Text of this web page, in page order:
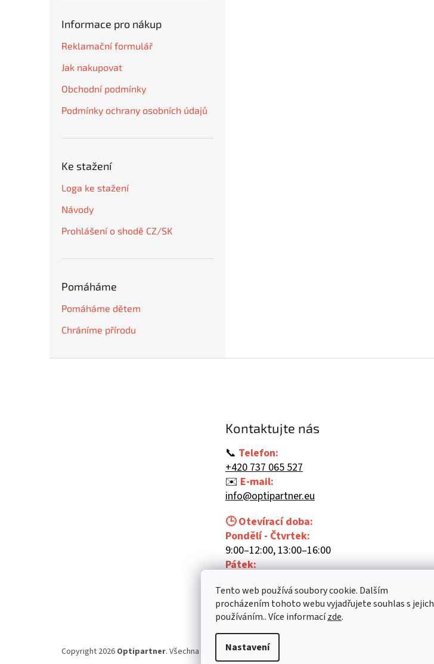
Tento web používá soubory cookie. Dalším
procházením tohoto webu vyjadřujete souhlas s jejich
používáním.. Více informacízde.
Nastavení
Informace pro nákup
Reklamační formulář
Jak nakupovat
Obchodní podmínky
Podmínky ochrany osobních údajů
Ke stažení
Loga ke stažení
Návody
Prohlášení o shodě CZ/SK
Pomáháme
Pomáháme dětem
Chráníme přírodu
Kontaktujte nás
📞 Telefon:
+420 737 065 527
✉️ E-mail:
info@optipartner.eu
🕒 Otevírací doba:
Pondělí - Čtvrtek:
9:00–12:00, 13:00–16:00
Pátek:
Copyright 2026 Optipartner. Všechna práva vyhrazena.Upravit nastavení cookies